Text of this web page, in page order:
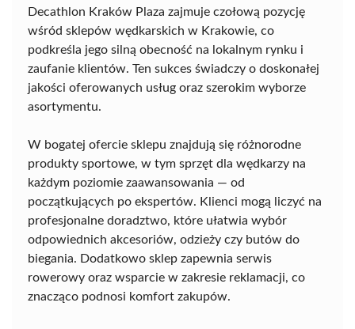
Decathlon Kraków Plaza zajmuje czołową pozycję
wśród sklepów wędkarskich w Krakowie, co
podkreśla jego silną obecność na lokalnym rynku i
zaufanie klientów. Ten sukces świadczy o doskonałej
jakości oferowanych usług oraz szerokim wyborze
asortymentu.
W bogatej ofercie sklepu znajdują się różnorodne
produkty sportowe, w tym sprzęt dla wędkarzy na
każdym poziomie zaawansowania — od
początkujących po ekspertów. Klienci mogą liczyć na
profesjonalne doradztwo, które ułatwia wybór
odpowiednich akcesoriów, odzieży czy butów do
biegania. Dodatkowo sklep zapewnia serwis
rowerowy oraz wsparcie w zakresie reklamacji, co
znacząco podnosi komfort zakupów.